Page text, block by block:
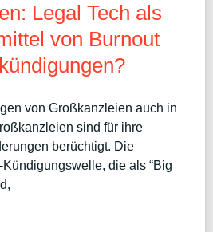
Legal Tech als
von Burnout
von Großkanzleien auch in
sind für ihre
berüchtigt. Die
die als “Big